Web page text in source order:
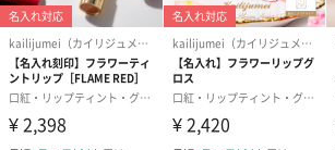
アールグレイ（HAPPY
BIRTHDAY TO YOU）
（660円）
アールグレイティー